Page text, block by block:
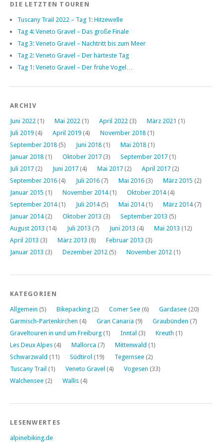
DIE LETZTEN TOUREN
Tuscany Trail 2022 – Tag 1: Hitzewelle
Tag 4: Veneto Gravel – Das große Finale
Tag 3: Veneto Gravel – Nachtritt bis zum Meer
Tag 2: Veneto Gravel – Der härteste Tag
Tag 1: Veneto Gravel – Der frühe Vogel…
ARCHIV
Juni 2022 (1) Mai 2022 (1) April 2022 (3) März 2021 (1)
Juli 2019 (4) April 2019 (4) November 2018 (1)
September 2018 (5) Juni 2018 (1) Mai 2018 (1)
Januar 2018 (1) Oktober 2017 (3) September 2017 (1)
Juli 2017 (2) Juni 2017 (4) Mai 2017 (2) April 2017 (2)
September 2016 (4) Juli 2016 (7) Mai 2016 (3) März 2015 (2)
Januar 2015 (1) November 2014(1) Oktober 2014(4)
September 2014(1) Juli 2014(5) Mai 2014(1) März 2014(7)
Januar 2014(2) Oktober 2013 (3) September 2013 (5)
August 2013 (14) Juli 2013 (7) Juni 2013 (4) Mai 2013 (12)
April 2013 (3) März 2013 (8) Februar 2013 (3)
Januar 2013 (3) Dezember 2012 (5) November 2012 (1)
KATEGORIEN
Allgemein (5) Bikepacking (2) Comer See (6) Gardasee (20)
Garmisch-Partenkirchen (4) Gran Canaria (9) Graubünden (7)
Graveltouren in und um Freiburg (1) Inntal (3) Kreuth (1)
Les Deux Alpes (4) Mallorca (7) Mittenwald (1)
Schwarzwald (11) Südtirol (19) Tegernsee (2)
Tuscany Trail (1) Veneto Gravel (4) Vogesen (33)
Walchensee (2) Wallis (4)
LESENWERTES
alpinebiking.de